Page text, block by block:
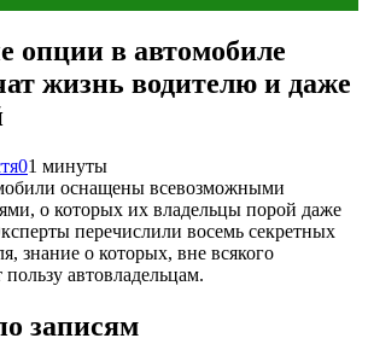
опции в автомобиле
жизнь водителю и даже
01 минуты
оснащены всевозможными
о которых их владельцы порой даже
перечислили восемь секретных
знание о которых, вне всякого
автовладельцам.
записям